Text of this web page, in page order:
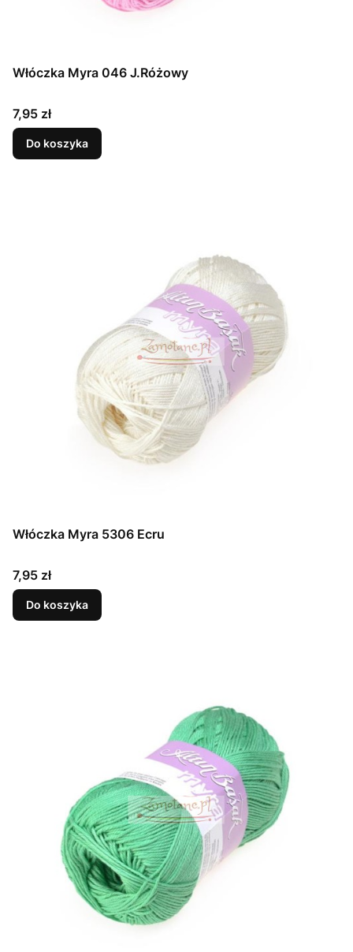
Włóczka Myra 046 J.Różowy
Cena
7,95 zł
Do koszyka
Włóczka Myra 5306 Ecru
Cena
7,95 zł
Do koszyka